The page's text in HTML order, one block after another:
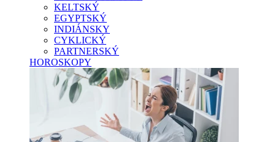
KELTSKÝ
EGYPTSKÝ
INDIÁNSKY
CYKLICKÝ
PARTNERSKÝ
HOROSKOPY